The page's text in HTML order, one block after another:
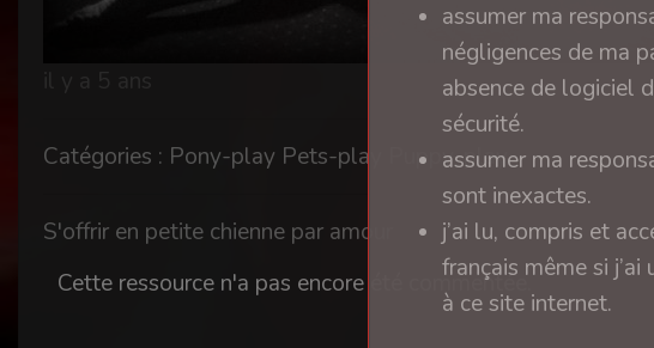
Catégories : Pony-play Pets-play Puppy-play
S'offrir en petite chienne par amour
Cette ressource n'a pas encore été commentée.
assumer ma
négligences de ma
absence de logiciel
sécurité.
assumer ma
sont inexactes.
j’ai lu, compris et
français même si
à ce site internet.